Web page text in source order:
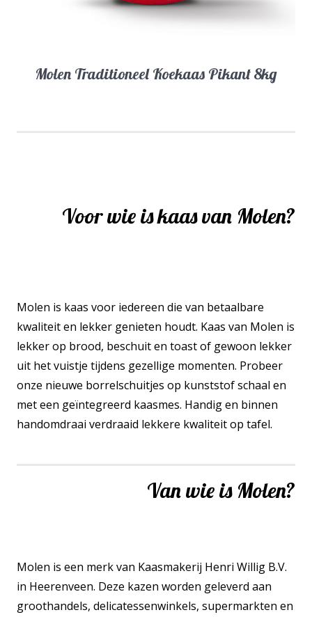
Molen Traditioneel Koekaas Pikant 8kg
Voor wie is kaas van Molen?
Molen is kaas voor iedereen die van betaalbare
kwaliteit en lekker genieten houdt. Kaas van Molen is
lekker op brood, beschuit en toast of gewoon lekker
uit het vuistje tijdens gezellige momenten. Probeer
onze nieuwe borrelschuitjes op kunststof schaal en
met een geïntegreerd kaasmes. Handig en binnen
handomdraai verdraaid lekkere kwaliteit op tafel.
Van wie is Molen?
Molen is een merk van Kaasmakerij Henri Willig B.V.
in Heerenveen. Deze kazen worden geleverd aan
groothandels, delicatessenwinkels, supermarkten en